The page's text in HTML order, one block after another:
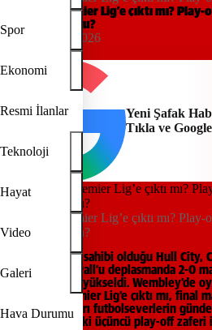
Spor
Ekonomi
Resmi İlanlar
Teknoloji
Hayat
Video
Galeri
Hava Durumu
rakibi kim oldu?
Hull City Premier Lig’e çıktı mı?
rakibi kim oldu?
00:27, 12/05/2026
Yeni Şafak
Tıkla ve
Hull City Premier Lig’e çıktı mı?
rakibi kim oldu?
Acun Ilıcalı’nın sahibi olduğu Hull
finalinde Millwall’u deplasmanda 2-0
yolunda finale yükseldi. Wembley’de
“Hull City Premier Lig’e çıktı mı, final
olacak?” soruları futbolseverlerin
ekibi tarihindeki üçüncü play-off zaferi